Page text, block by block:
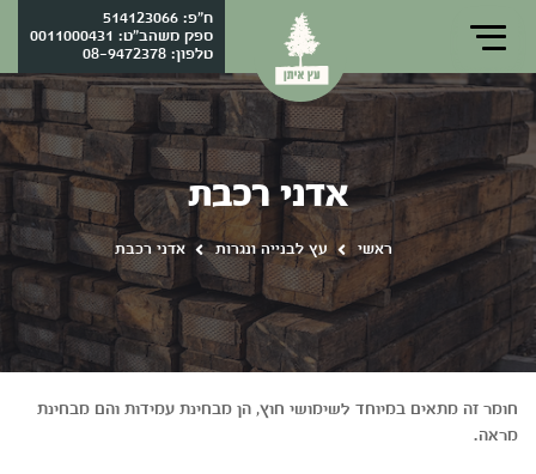
ח"פ: 514123066
ספק משהב"ט: 0011000431
טלפון: 08-9472378
אדני רכבת
ראשי עץ לבנייה ונגרות אדני רכבת
חומר זה מתאים במיוחד לשימושי חוץ, הן מבחינת עמידות והם מבחינת
מראה.